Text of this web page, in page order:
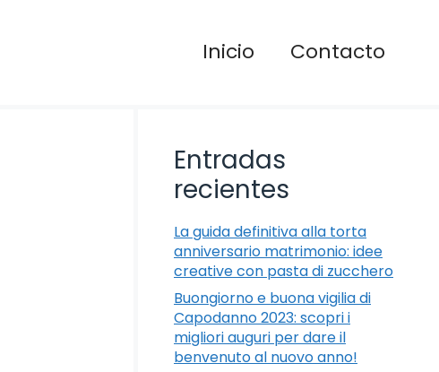
Inicio Contacto
Entradas
recientes
La guida definitiva alla torta
anniversario matrimonio: idee
creative con pasta di zucchero
Buongiorno e buona vigilia di
Capodanno 2023: scopri i
migliori auguri per dare il
benvenuto al nuovo anno!